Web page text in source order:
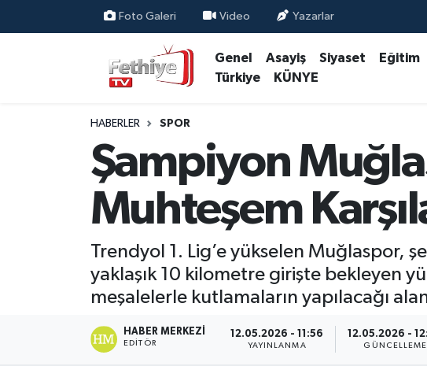
Foto Galeri Video Yazarlar
Genel Asayiş Siyaset Eğitim
Türkiye
KÜNYE
HABERLER SPOR
Şampiyon
Muhteşem
Trendyol 1. Lig’e yükselen Muğlaspor,
yaklaşık 10 kilometre girişte bekleyen
meşalelerle kutlamaların yapılacağı
HABER MERKEZI
EDITÖR
12.05.2026 - 11:56
YAYINLANMA
12.05.2026 -
GÜNCELLEME
Ekonomi
Magazin
Muğla Nöbetçi Eczaneler
Muğla Trafik Yoğunluk Haritası
Süper Lig Puan Durumu ve Fikstür
Tüm Manşetler
Son Dakika Haberleri
Haber Arşivi